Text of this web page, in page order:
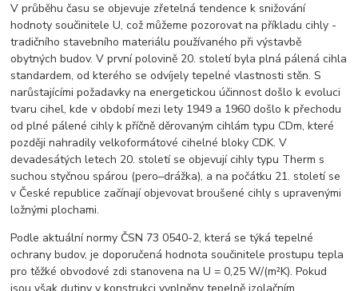
V průběhu času se objevuje zřetelná tendence k snižování
hodnoty součinitele U, což můžeme pozorovat na příkladu cihly -
tradičního stavebního materiálu používaného při výstavbě
obytných budov. V první polovině 20. století byla plná pálená cihla
standardem, od kterého se odvíjely tepelné vlastnosti stěn. S
narůstajícími požadavky na energetickou účinnost došlo k evoluci
tvaru cihel, kde v období mezi lety 1949 a 1960 došlo k přechodu
od plné pálené cihly k příčně děrovaným cihlám typu CDm, které
později nahradily velkoformátové cihelné bloky CDK. V
devadesátých letech 20. století se objevují cihly typu Therm s
suchou styčnou spárou (pero–drážka), a na počátku 21. století se
v České republice začínají objevovat broušené cihly s upravenými
ložnými plochami.
Podle aktuální normy ČSN 73 0540-2, která se týká tepelné
ochrany budov, je doporučená hodnota součinitele prostupu tepla
pro těžké obvodové zdi stanovena na U = 0,25 W/(m²K). Pokud